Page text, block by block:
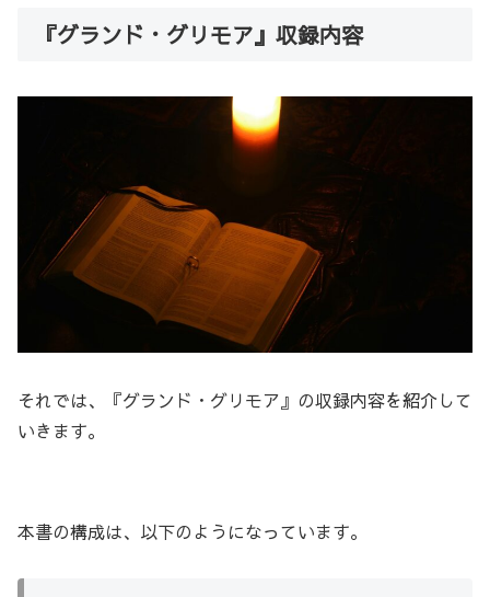
『グランド・グリモア』収録内容
それでは、『グランド・グリモア』の収録内容を紹介して
いきます。
本書の構成は、以下のようになっています。